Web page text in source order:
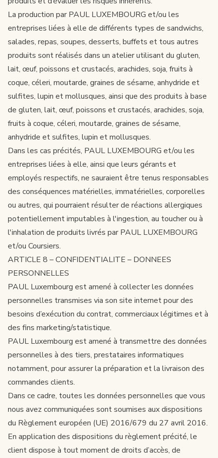
La production par PAUL LUXEMBOURG et/ou les
entreprises liées à elle de différents types de sandwichs,
salades, repas, soupes, desserts, buffets et tous autres
produits sont réalisés dans un atelier utilisant du gluten,
lait, œuf, poissons et crustacés, arachides, soja, fruits à
coque, céleri, moutarde, graines de sésame, anhydride et
sulfites, lupin et mollusques, ainsi que des produits à base
de gluten, lait, œuf, poissons et crustacés, arachides, soja,
fruits à coque, céleri, moutarde, graines de sésame,
anhydride et sulfites, lupin et mollusques.
Dans les cas précités, PAUL LUXEMBOURG et/ou les
entreprises liées à elle, ainsi que leurs gérants et
employés respectifs, ne sauraient être tenus responsables
des conséquences matérielles, immatérielles, corporelles
ou autres, qui pourraient résulter de réactions allergiques
potentiellement imputables à l'ingestion, au toucher ou à
l'inhalation de produits livrés par PAUL LUXEMBOURG
et/ou Coursiers.
ARTICLE 8 – CONFIDENTIALITE – DONNEES
PERSONNELLES
PAUL Luxembourg est amené à collecter les données
personnelles transmises via son site internet pour des
besoins d’exécution du contrat, commerciaux légitimes et à
des fins marketing/statistique.
PAUL Luxembourg est amené à transmettre des données
personnelles à des tiers, prestataires informatiques
notamment, pour assurer la préparation et la livraison des
commandes clients.
Dans ce cadre, toutes les données personnelles que vous
nous avez communiquées sont soumises aux dispositions
du Règlement européen (UE) 2016/679 du 27 avril 2016.
En application des dispositions du règlement précité, le
client dispose à tout moment de droits d’accès, de